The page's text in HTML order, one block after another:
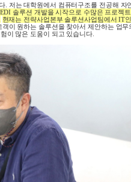
. 저는 대학원에서 컴퓨터구조를 전공해 자
솔루션 개발을 시작으로 수많은 프로젝
현재는 전략사업본부 솔루션사업팀에서IT
객이 원하는 솔루션을 찾아서 제안하는 업무
이 많은 도움이 되고 있습니다